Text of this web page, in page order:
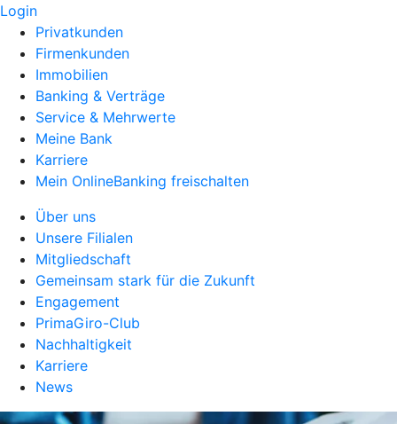
Login
Privatkunden
Firmenkunden
Immobilien
Banking & Verträge
Service & Mehrwerte
Meine Bank
Karriere
Mein OnlineBanking freischalten
Über uns
Unsere Filialen
Mitgliedschaft
Gemeinsam stark für die Zukunft
Engagement
PrimaGiro-Club
Nachhaltigkeit
Karriere
News